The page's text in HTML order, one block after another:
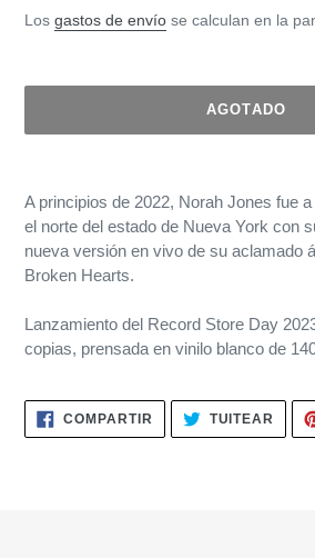
habitual
Los gastos de envío se calculan en la
AGOTADO
producto
a
tu
carrito
compra
A principios de 2022, Norah Jones fue
el norte del estado de Nueva York con
nueva versión en vivo de su aclamado
Broken Hearts.
Lanzamiento del Record Store Day
copias, prensada en vinilo blanco de
COMPARTIR COMPARTIR
FACEBOOK
TUITEAR